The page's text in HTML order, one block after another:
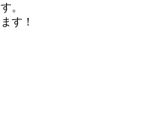
。
す！